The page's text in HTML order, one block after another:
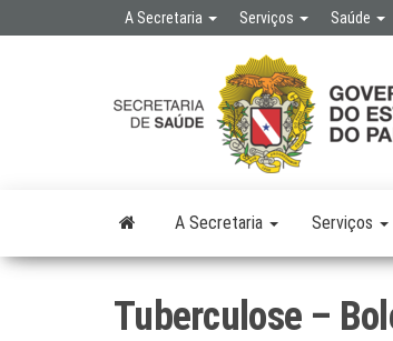
to
A Secretaria Serviços Saúde
A Secretaria Serviços
Tuberculose –